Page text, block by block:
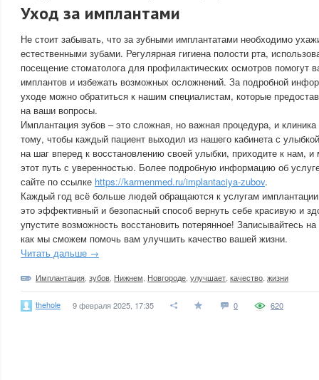
Уход за имплантами
Не стоит забывать, что за зубными имплантатами необходимо
естественными зубами. Регулярная гигиена полости рта,
посещение стоматолога для профилактических осмотров помогут
имплантов и избежать возможных осложнений. За подробной
уходе можно обратиться к нашим специалистам, которые
на ваши вопросы.
Имплантация зубов – это сложная, но важная процедура, и
тому, чтобы каждый пациент выходил из нашего кабинета с
на шаг вперед к восстановлению своей улыбки, приходите к нам,
этот путь с уверенностью. Более подробную информацию об
сайте по ссылке https://karmenmed.ru/implantaciya-zubov.
Каждый год всё больше людей обращаются к услугам
это эффективный и безопасный способ вернуть себе красивую и
упустите возможность восстановить потерянное! Записывайтесь
как мы сможем помочь вам улучшить качество вашей жизни.
Читать дальше →
Имплантация зубов Нижнем Новгороде улучшает качество жизни
thehole 9 февраля 2025, 17:35 0 620